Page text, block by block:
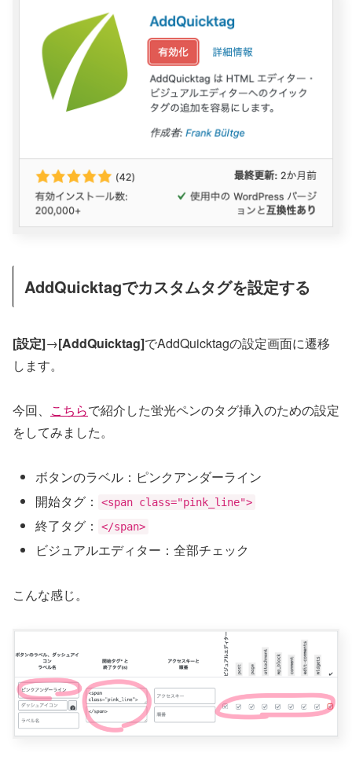
AddQuicktagでカスタムタグを設定する
[設定]→[AddQuicktag]でAddQuicktagの設定画面に遷移
します。
今回、 こちらで紹介した蛍光ペンのタグ挿入のための設定
をしてみました。
ボタンのラベル：ピンクアンダーライン
開始タグ：
<span class="pink_line">
終了タグ： </span>
ビジュアルエディター：全部チェック
こんな感じ。